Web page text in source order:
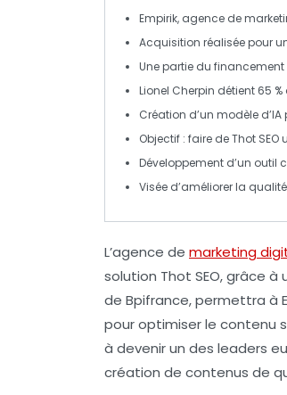
Empirik, agence de
Acquisition réalisée pour
Une partie du
Lionel Cherpin détient 65
Création d’un modèle d’IA
Objectif : faire deThot SEO
Développement d’un outil
Visée d’améliorer la
L’agence de marketing
solution Thot SEO, grâce à
de Bpifrance, permettra à
pour optimiser le contenu
à devenir un des leaders
création de contenus de